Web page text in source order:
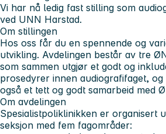
Vi har nå ledig fast stilling som
ved UNN Harstad.
Om stillingen
Hos oss får du en spennende og
utvikling. Avdelingen består av tre
som sammen utgjør et godt og
prosedyrer innen audiografifaget,
også et tett og godt samarbeid med
Om avdelingen
Spesialistpoliklinikken er organisert
seksjon med fem fagområder: